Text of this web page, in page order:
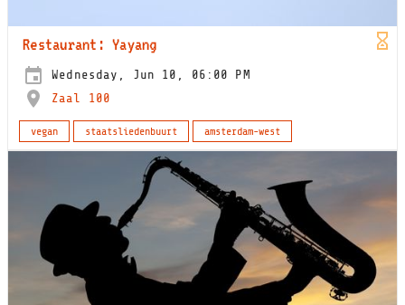
Restaurant: Yayang
Wednesday, Jun 10, 06:00 PM
Zaal 100
vegan staatsliedenbuurt amsterdam-west